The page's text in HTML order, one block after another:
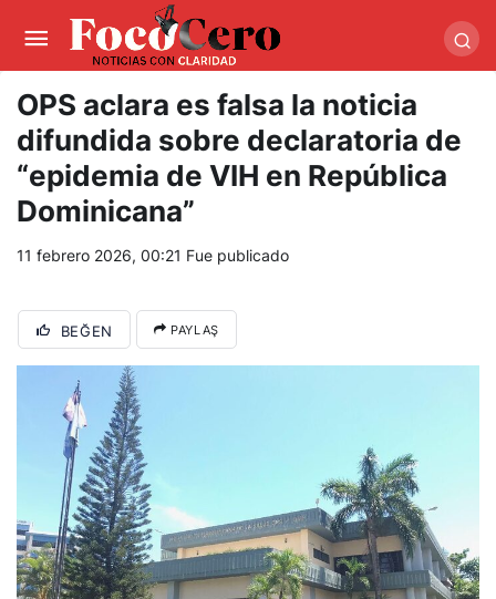
trwin giriş
masterbetting-palacebet1.com-
tlcasino giriş-betandyou-vbett34.com betovis34.net-
skyloftsbet
OPS aclara es falsa la noticia
difundida sobre declaratoria de
“epidemia de VIH en República
Dominicana”
11 febrero 2026, 00:21 Fue publicado
BEĞEN PAYLAŞ